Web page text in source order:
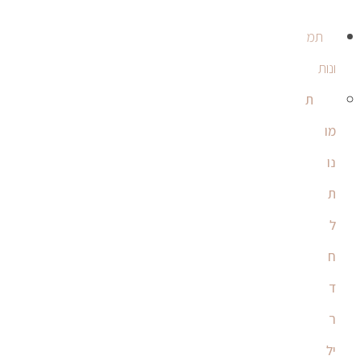
תמ
ונות
ת
מו
נו
ת
ל
ח
ד
ר
יל